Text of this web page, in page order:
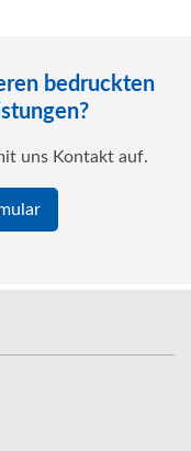
bedruckten
uns Kontakt auf.